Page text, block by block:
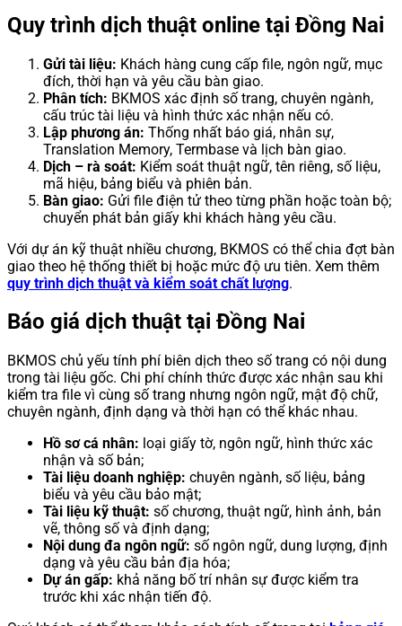
Quy trình dịch thuật online tại Đồng Nai
Gửi tài liệu: Khách hàng cung cấp file, ngôn ngữ, mục
đích, thời hạn và yêu cầu bàn giao.
Phân tích: BKMOS xác định số trang, chuyên ngành,
cấu trúc tài liệu và hình thức xác nhận nếu có.
Lập phương án: Thống nhất báo giá, nhân sự,
Translation Memory, Termbase và lịch bàn giao.
Dịch – rà soát: Kiểm soát thuật ngữ, tên riêng, số liệu,
mã hiệu, bảng biểu và phiên bản.
Bàn giao: Gửi file điện tử theo từng phần hoặc toàn bộ;
chuyển phát bản giấy khi khách hàng yêu cầu.
Với dự án kỹ thuật nhiều chương, BKMOS có thể chia đợt bàn
giao theo hệ thống thiết bị hoặc mức độ ưu tiên. Xem thêm
quy trình dịch thuật và kiểm soát chất lượng.
Báo giá dịch thuật tại Đồng Nai
BKMOS chủ yếu tính phí biên dịch theo số trang có nội dung
trong tài liệu gốc. Chi phí chính thức được xác nhận sau khi
kiểm tra file vì cùng số trang nhưng ngôn ngữ, mật độ chữ,
chuyên ngành, định dạng và thời hạn có thể khác nhau.
Hồ sơ cá nhân: loại giấy tờ, ngôn ngữ, hình thức xác
nhận và số bản;
Tài liệu doanh nghiệp: chuyên ngành, số liệu, bảng
biểu và yêu cầu bảo mật;
Tài liệu kỹ thuật: số chương, thuật ngữ, hình ảnh, bản
vẽ, thông số và định dạng;
Nội dung đa ngôn ngữ: số ngôn ngữ, dung lượng, định
dạng và yêu cầu bản địa hóa;
Dự án gấp: khả năng bố trí nhân sự được kiểm tra
trước khi xác nhận tiến độ.